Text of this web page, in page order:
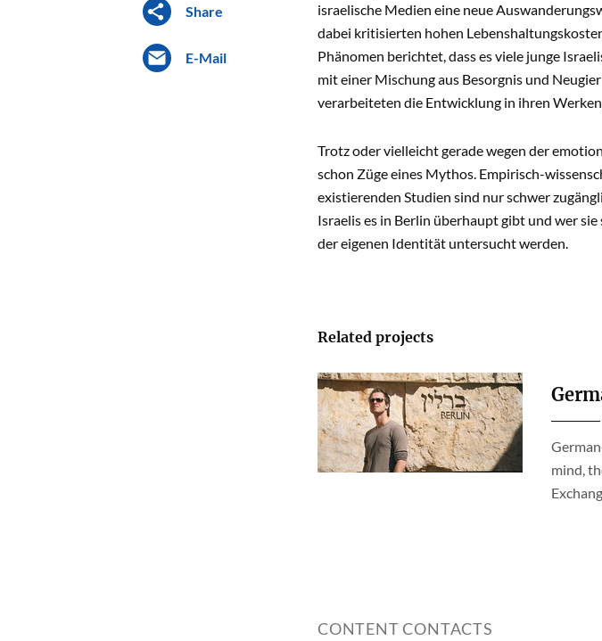
Share
E-Mail
israelische Medien eine neue
dabei kritisierten hohen
Phänomen berichtet, dass es viele junge
mit einer Mischung aus Besorgnis und
verarbeiteten die Entwicklung in ihren
Trotz oder vielleicht gerade wegen der
schon Züge eines Mythos. Empirisch-
existierenden Studien sind nur schwer
Israelis es in Berlin überhaupt gibt und wer
der eigenen Identität untersucht werden.
Related projects
mind,
CONTENT CONTACTS